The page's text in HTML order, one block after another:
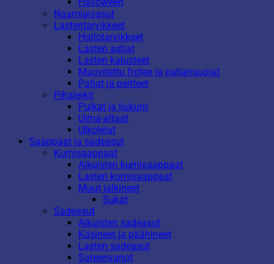
Naamiaisasut
Lastentarvikkeet
Hoitotarvikkeet
Lasten astiat
Lasten kalusteet
Muovitettu frotee ja patjansuojat
Patjat ja peitteet
Pihaleikit
Pulkat ja liukurit
Uima-altaat
Ulkolelut
Saappaat ja sadeasut
Kumisaappaat
Aikuisten kumisaappaat
Lasten kumisaappaat
Muut jalkineet
Sukat
Sadeasut
Aikuisten sadeasut
Käsineet ja päähineet
Lasten sadeasut
Sateenvarjot